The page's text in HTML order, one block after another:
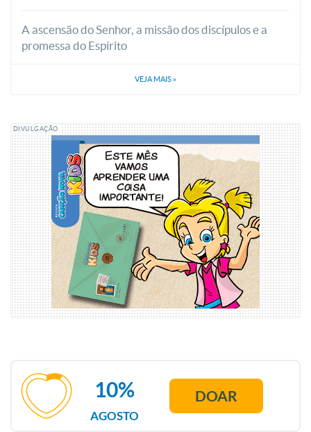
A ascensão do Senhor, a missão dos discípulos e a
promessa do Espírito
VEJA MAIS »
DIVULGAÇÃO
AGOSTO
10% DOAR